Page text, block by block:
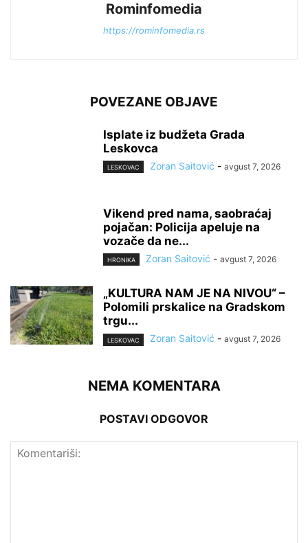
Rominfomedia
https://rominfomedia.rs
POVEZANE OBJAVE
Isplate iz budžeta Grada
Leskovca
LESKOVAC Zoran Saitović - avgust 7, 2026
Vikend pred nama, saobraćaj
pojačan: Policija apeluje na
vozače da ne...
HRONIKA Zoran Saitović - avgust 7, 2026
„KULTURA NAM JE NA NIVOU“ –
Polomili prskalice na Gradskom
trgu...
LESKOVAC Zoran Saitović - avgust 7, 2026
NEMA KOMENTARA
POSTAVI ODGOVOR